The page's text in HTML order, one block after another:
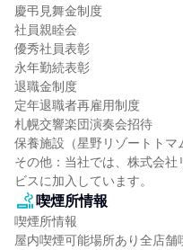
慶弔見舞金制度
社員親睦会
優秀社員表彰
永年勤続表彰
退職金制度
定年退職者再雇用制度
札幌交響楽団演奏会招待
保養施設（星野リゾートトマ
その他：当社では、株式会
ビスに加入しています。
喫煙所情報
喫煙所情報
屋内喫煙可能場所あり全店